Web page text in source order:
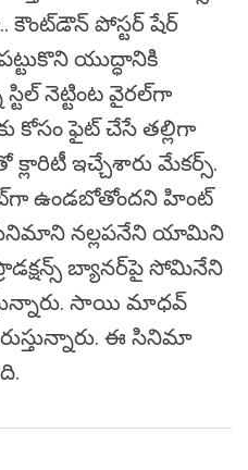
కౌంట్‌డౌన్‌ పోస్టర్‌ షేర్
యుద్ధానికి
స్టిల్ నెట్టింట వైరల్‌గా
కోసం ఫైట్ చేసే తల్లిగా
క్లారిటీ ఇచ్చేశారు మేకర్స్‌.
ఉండబోతోందని హింట్‌
సినిమాని నల్లపనేని యామిని
బ్యానర్‌పై సోమినేని
సాయి మాధవ్‌
ఈ సినిమా